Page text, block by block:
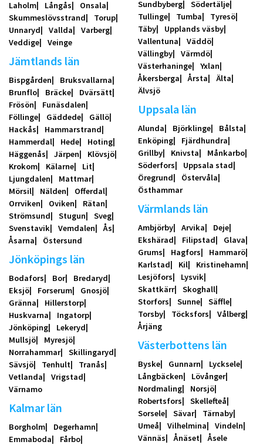
Laholm Långås
Onsala
Skummeslövsstrand
Torup
Unnaryd
Vallda
Varberg
Veddige
Veinge
Jämtlands län
Bispgården
Bruksvallarna
Brunflo
Bräcke
Dvärsätt
Frösön
Funäsdalen
Föllinge
Gäddede
Gällö
Hackås
Hammarstrand
Hammerdal
Hede
Hoting
Häggenås
Järpen
Klövsjö
Krokom
Kälarne
Lit
Ljungdalen
Mattmar
Mörsil
Nälden
Offerdal
Orrviken
Oviken
Rätan
Strömsund
Stugun
Sveg
Svenstavik
Vemdalen
Ås
Åsarna
Östersund
Jönköpings län
Bodafors Bor
Bredaryd
Eksjö
Forserum
Gnosjö
Gränna
Hillerstorp
Huskvarna
Ingatorp
Jönköping
Lekeryd
Mullsjö
Myresjö
Norrahammar
Skillingaryd
Sävsjö
Tenhult
Tranås
Vetlanda
Vrigstad
Värnamo
Kalmar län
Borgholm
Degerhamn
Emmaboda
Fårbo
Sundbyberg
Södertälje
Tullinge
Tumba
Tyresö
Täby
Upplands väsby
Vallentuna
Väddö
Vällingby
Värmdö
Västerhaninge
Yxlan
Åkersberga
Årsta
Älta
Älvsjö
Uppsala län
Alunda Björklinge
Bålsta
Enköping
Fjärdhundra
Grillby
Knivsta
Månkarbo
Söderfors
Uppsala stad
Öregrund
Östervåla
Östhammar
Värmlands län
Ambjörby Arvika
Deje
Ekshärad
Filipstad
Glava
Grums
Hagfors
Hammarö
Karlstad
Kil
Kristinehamn
Lesjöfors
Lysvik
Skattkärr
Skoghall
Storfors
Sunne
Säffle
Torsby
Töcksfors
Vålberg
Årjäng
Västerbottens län
Byske Gunnarn
Lycksele
Långbäcken
Lövånger
Nordmaling
Norsjö
Robertsfors
Skellefteå
Sorsele
Sävar
Tärnaby
Umeå
Vilhelmina
Vindeln
Vännäs
Ånäset Åsele